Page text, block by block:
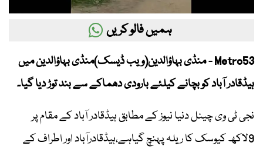
ہمیں فالو کریں
Metro53 - منڈی بہاؤالدین(ویب ڈیسک)منڈی بہاؤالدین میں
ہیڈقادر آباد کو بچانے کیلئے بارودی دھماکے سے بند توڑ دیا گیا۔
نجی ٹی وی چینل دنیا نیوز کے مطابق ہیڈقادر آباد کے مقام پر
9لاکھ کیوسک کا ریلہ پہنچ گیاہے،ہیڈقادرآباد اور اطراف کے